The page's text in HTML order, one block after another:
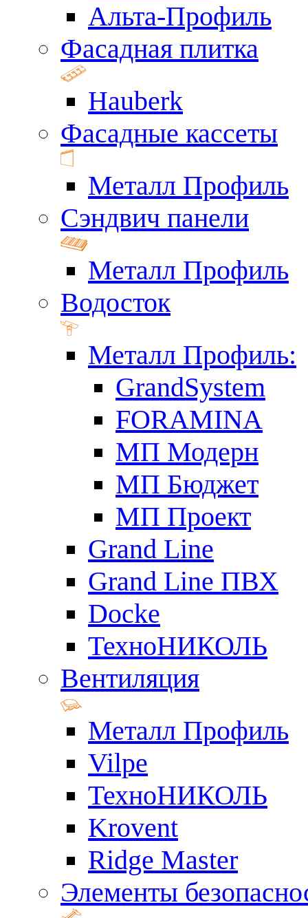
Альта-Профиль
Фасадная плитка
Hauberk
Фасадные кассеты
Металл Профиль
Сэндвич панели
Металл Профиль
Водосток
Металл Профиль:
GrandSystem
FORAMINA
МП Модерн
МП Бюджет
МП Проект
Grand Line
Grand Line ПВХ
Docke
ТехноНИКОЛЬ
Вентиляция
Металл Профиль
Vilpe
ТехноНИКОЛЬ
Krovent
Ridge Master
Элементы